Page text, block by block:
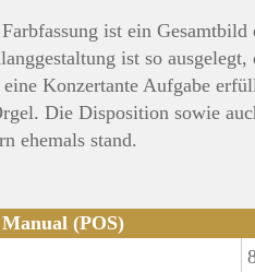
ist ein Gesamtbild
ist so ausgelegt,
Konzertante Aufgabe
Die Disposition sowie
ehemals stand.
(POS)